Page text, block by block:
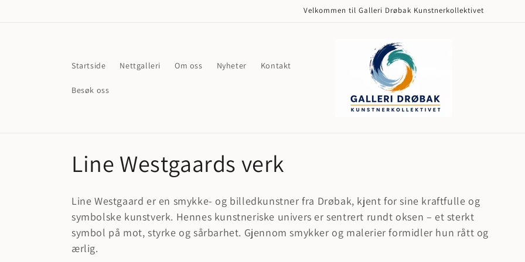
Velkommen til Galleri Drøbak Kunstnerkollektivet
Startside Nettgalleri Om oss Nyheter Kontakt
Besøk oss
S
a
m
l
Line Westgaards verk
Line Westgaard er en smykke- og billedkunstner fra Drøbak, kjent for sine kraftfulle og
symbolske kunstverk. Hennes kunstneriske univers er sentrert rundt oksen – et sterkt
symbol på mot, styrke og sårbarhet. Gjennom smykker og malerier formidler hun rått og
ærlig.